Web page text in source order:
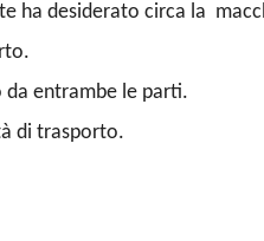
ha desiderato circa la
entrambe le parti.
di trasporto.